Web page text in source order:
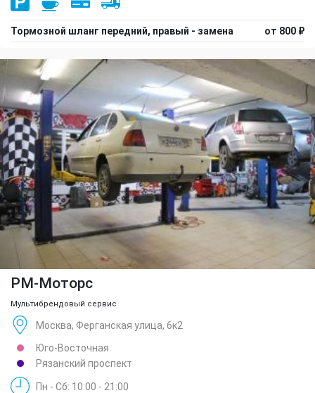
Тормозной шланг передний, правый - замена от 800 ₽
РМ-Моторс
Мультибрендовый сервис
Москва, Ферганская улица, 6к2
Юго-Восточная
Рязанский проспект
Пн - Сб: 10:00 - 21:00